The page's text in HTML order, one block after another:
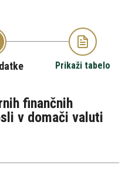
Prikaži tabelo
finančnih
v domači valuti